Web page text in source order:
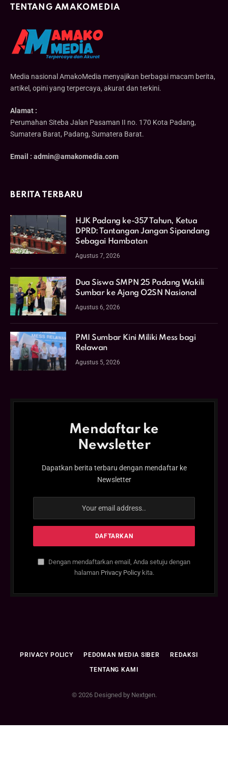
TENTANG AMAKOMEDIA
Media nasional AmakoMedia menyajikan berbagai macam berita,
artikel, opini yang terpercaya, akurat dan terkini.
Alamat :
Perumahan Siteba Jalan Pasaman II no. 170 Kota Padang,
Sumatera Barat, Padang, Sumatera Barat.
Email : admin@amakomedia.com
BERITA TERBARU
HJK Padang ke-357 Tahun, Ketua
DPRD: Tantangan Jangan Sipandang
Sebagai Hambatan
Agustus 7, 2026
Dua Siswa SMPN 25 Padang Wakili
Sumbar ke Ajang O2SN Nasional
Agustus 6, 2026
PMI Sumbar Kini Miliki Mess bagi
Relawan
Agustus 5, 2026
Mendaftar ke
Newsletter
Dapatkan berita terbaru dengan mendaftar ke
Newsletter
Dengan mendaftarkan email, Anda setuju dengan
halaman Privacy Policykita.
PRIVACY POLICY PEDOMAN MEDIA SIBER REDAKSI
TENTANG KAMI
© 2026 Designed by Nextgen.